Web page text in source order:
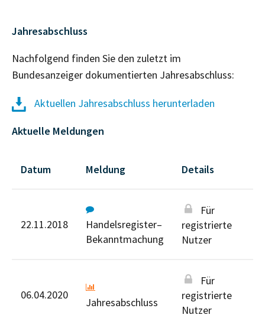
Jahresabschluss
Nachfolgend finden Sie den zuletzt im
Bundesanzeiger dokumentierten Jahresabschluss:
Aktuellen Jahresabschluss herunterladen
Aktuelle Meldungen
Datum Meldung Details
22.11.2018
Handelsregister–
Bekanntmachung
Für
registrierte
Nutzer
06.04.2020
Jahresabschluss
Für
registrierte
Nutzer